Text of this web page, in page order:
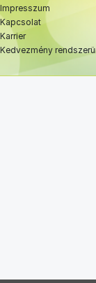
Impresszum
Kapcsolat
Karrier
Kedvezmény